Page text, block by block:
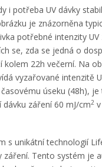
i potřeba UV dávky
je znázorněna
potřebné intenzity
se, zda se jedná o
22h večerní. Na
vyzařované
úseku (48h),
záření 60 mJ/cm2v
s unikátní technologií
Tento systém je